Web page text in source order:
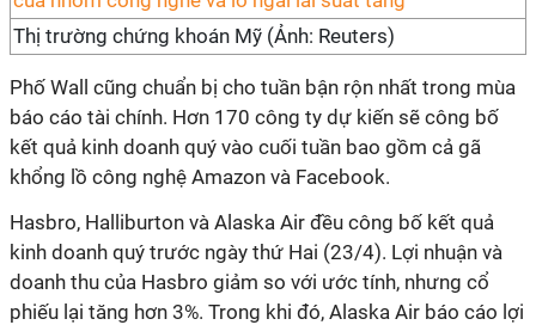
Thị trường chứng khoán Mỹ (Ảnh: Reuters)
Phố Wall cũng chuẩn bị cho tuần bận rộn nhất trong mùa
báo cáo tài chính. Hơn 170 công ty dự kiến ​​sẽ công bố
kết quả kinh doanh quý vào cuối tuần bao gồm cả gã
khổng lồ công nghệ Amazon và Facebook.
Hasbro, Halliburton và Alaska Air đều công bố kết quả
kinh doanh quý trước ngày thứ Hai (23/4). Lợi nhuận và
doanh thu của Hasbro giảm so với ước tính, nhưng cổ
phiếu lại tăng hơn 3%. Trong khi đó, Alaska Air báo cáo lợi